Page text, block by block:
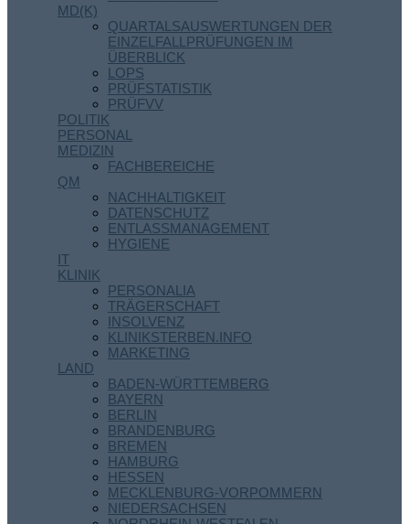
MD(K)
QUARTALSAUSWERTUNGEN DER
EINZELFALLPRÜFUNGEN IM
ÜBERBLICK
LOPS
PRÜFSTATISTIK
PRÜFVV
POLITIK
PERSONAL
MEDIZIN
FACHBEREICHE
QM
NACHHALTIGKEIT
DATENSCHUTZ
ENTLASSMANAGEMENT
HYGIENE
IT
KLINIK
PERSONALIA
TRÄGERSCHAFT
INSOLVENZ
KLINIKSTERBEN.INFO
MARKETING
LAND
BADEN-WÜRTTEMBERG
BAYERN
BERLIN
BRANDENBURG
BREMEN
HAMBURG
HESSEN
MECKLENBURG-VORPOMMERN
NIEDERSACHSEN